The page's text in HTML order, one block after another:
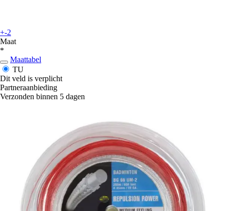
+-2
Maat
*
Maattabel
TU
Dit veld is verplicht
Partneraanbieding
Verzonden binnen 5 dagen